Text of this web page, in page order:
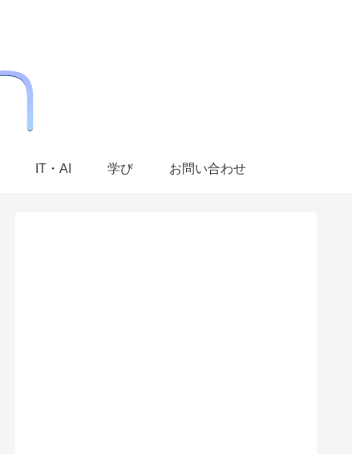
IT・AI 学び お問い合わせ